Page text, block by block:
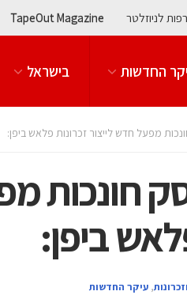
לניוזלטר TapeOut Magazine
החדשות בישראל
מפעל חדש לייצור זכרונות פלאש ביפן:
חונכות
ביפן:
, עיקר החדשות